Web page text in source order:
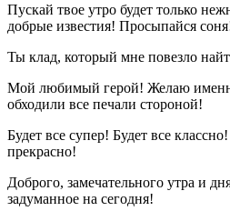
Пускай твое утро будет только
добрые известия! Просыпайся
Ты клад, который мне повезло
Мой любимый герой! Желаю
обходили все печали стороной!
Будет все супер! Будет все
прекрасно!
Доброго, замечательного утра и
задуманное на сегодня!